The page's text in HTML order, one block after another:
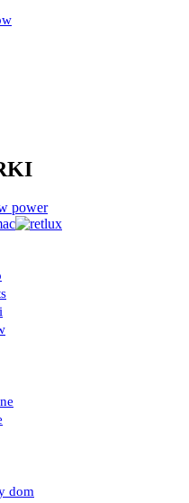
dom